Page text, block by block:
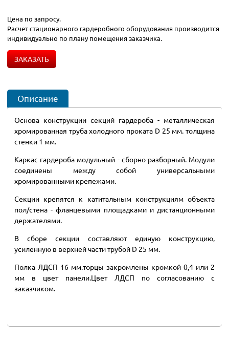
Цена по запросу.
Расчет стационарного гардеробного оборудования производится
индивидуально по плану помещения заказчика.
ЗАКАЗАТЬ
Описание
Основа конструкции секций гардероба - металлическая
хромированная труба холодного проката D 25 мм. толщина
стенки 1 мм.
Каркас гардероба модульный - сборно-разборный. Модули
соединены между собой универсальными
хромированными крепежами.
Секции крепятся к катитальным конструкциям объекта
пол/стена - фланцевыми площадками и дистанционными
держателями.
В сборе секции составляют единую конструкцию,
усиленную в верхней части трубой D 25 мм.
Полка ЛДСП 16 мм.торцы закромлены кромкой 0,4 или 2
мм в цвет панели.Цвет ЛДСП по согласованию с
заказчиком.